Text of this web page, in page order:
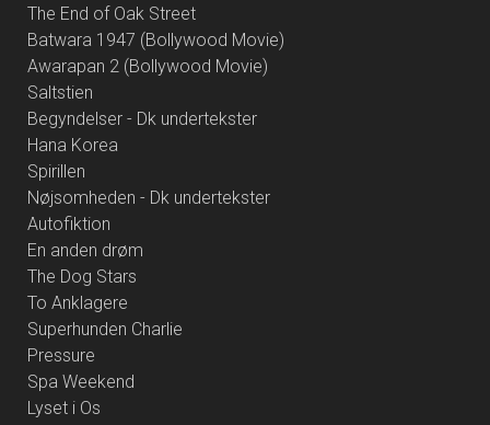
The End of Oak Street
Batwara 1947 (Bollywood Movie)
Awarapan 2 (Bollywood Movie)
Saltstien
Begyndelser - Dk undertekster
Hana Korea
Spirillen
Nøjsomheden - Dk undertekster
Autofiktion
En anden drøm
The Dog Stars
To Anklagere
Superhunden Charlie
Pressure
Spa Weekend
Lyset i Os